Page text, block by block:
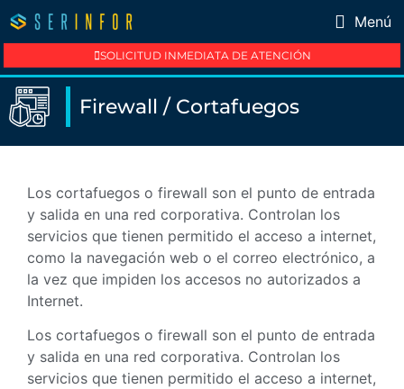
Menú
SOLICITUD INMEDIATA DE ATENCIÓN
Firewall / Cortafuegos
Los cortafuegos o firewall son el punto de entrada
y salida en una red corporativa. Controlan los
servicios que tienen permitido el acceso a internet,
como la navegación web o el correo electrónico, a
la vez que impiden los accesos no autorizados a
Internet.
Los cortafuegos o firewall son el punto de entrada
y salida en una red corporativa. Controlan los
servicios que tienen permitido el acceso a internet,